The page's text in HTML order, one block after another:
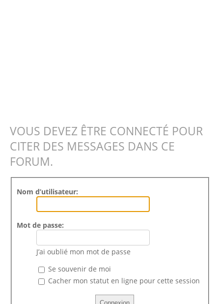
VOUS DEVEZ ÊTRE CONNECTÉ POUR
CITER DES MESSAGES DANS CE
FORUM.
Nom d’utilisateur:
Mot de passe:
J’ai oublié mon mot de passe
Se souvenir de moi
Cacher mon statut en ligne pour cette session